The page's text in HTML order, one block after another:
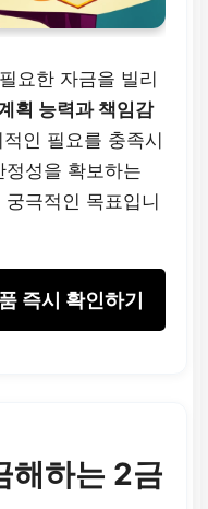
요한 자금을 빌리
획 능력과 책임감
인 필요를 충족시
성을 확보하는
극적인 목표입니
즉시 확인하기
해하는 2금